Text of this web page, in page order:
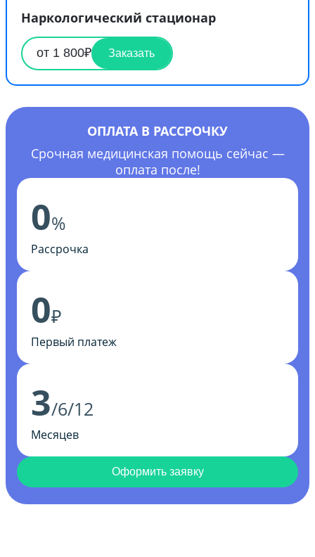
Наркологический стационар
от 1 800₽ Заказать
ОПЛАТА В РАССРОЧКУ
Срочная медицинская помощь сейчас —
оплата после!
0%
Рассрочка
0₽
Первый платеж
3/6/12
Месяцев
Оформить заявку